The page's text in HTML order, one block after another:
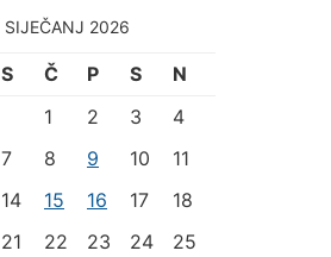
SIJEČANJ 2026
S Č P S
N
1
2 3
4
7 8 9 10
11
14 15 16 17
18
21 22 23 24
25